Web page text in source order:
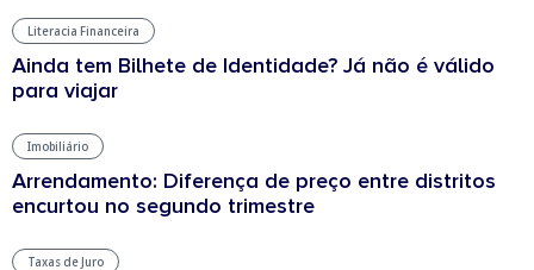
Literacia Financeira
Ainda tem Bilhete de Identidade? Já não é válido
para viajar
Imobiliário
Arrendamento: Diferença de preço entre distritos
encurtou no segundo trimestre
Taxas de Juro